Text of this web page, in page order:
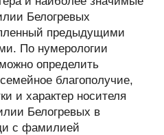
Белогревых
предыдущими
По нумерологии
определить
благополучие,
и характер носителя
Белогревых в
с фамилией